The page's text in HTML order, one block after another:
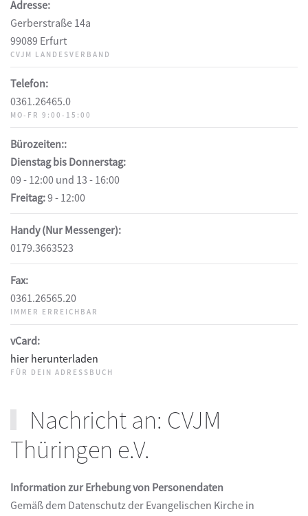
Adresse:
Gerberstraße 14a
99089 Erfurt
CVJM LANDESVERBAND
Telefon:
0361.26465.0
MO-FR 9:00-15:00
Bürozeiten::
Dienstag bis Donnerstag:
09 - 12:00 und 13 - 16:00
Freitag:9 - 12:00
Handy (Nur Messenger):
0179.3663523
Fax:
0361.26565.20
IMMER ERREICHBAR
vCard:
hier herunterladen
FÜR DEIN ADRESSBUCH
Nachricht an: CVJM
Thüringen e.V.
Information zur Erhebung von Personendaten
Gemäß dem Datenschutz der Evangelischen Kirche in